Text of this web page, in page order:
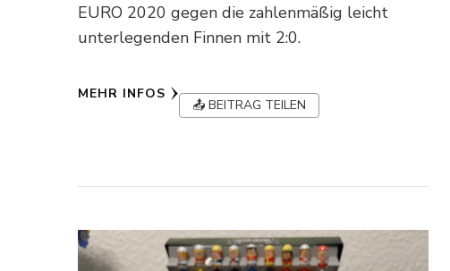
EURO 2020 gegen die zahlenmäßig leicht
unterlegenden Finnen mit 2:0.
MEHR INFOS
📤 BEITRAG TEILEN